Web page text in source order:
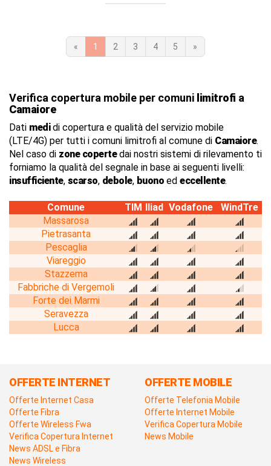
« 1 2 3 4 5 »
Verifica copertura mobile per comuni limitrofi a
Camaiore
Dati medidi copertura e qualità del servizio mobile
(LTE/4G) per tutti i comuni limitrofi al comune di Camaiore.
Nel caso di zone copertedai nostri sistemi di rilevamento ti
forniamo la qualità del segnale in base ai seguenti livelli:
insufficiente, scarso, debole, buono ed eccellente.
Comune TIM Iliad Vodafone
WindTre
Massarosa
Pietrasanta
Pescaglia
Viareggio
Stazzema
Fabbriche di Vergemoli
Forte dei Marmi
Seravezza
Lucca
OFFERTE INTERNET
Offerte Internet Casa
Offerte Fibra
Offerte Wireless Fwa
Verifica Copertura Internet
News ADSL e Fibra
News Wireless
OFFERTE MOBILE
Offerte Telefonia Mobile
Offerte Internet Mobile
Verifica Copertura Mobile
News Mobile